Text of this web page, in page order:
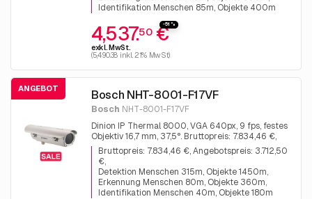
Identifikation Menschen 85m, Objekte 400m
-51%
4,537.50€
exkl. MwSt.
(5,490.38 inkl. 21% MwSt)
ANGEBOT Bosch NHT-8001-F17VF
Bosch NHT-8001-F17VF
Dinion IP Thermal 8000, VGA 640px, 9 fps, festes
Objektiv 16,7 mm, 37,5°. Bruttopreis: 7.834,46 €,
Angebotspreis: 3.712,50 €
Bruttopreis: 7.834,46 €, Angebotspreis: 3.712,50
€
Detektion Menschen 315m, Objekte 1450m
Erkennung Menschen 80m, Objekte 360m
Identifikation Menschen 40m, Objekte 180m